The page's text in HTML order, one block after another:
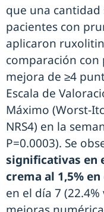
que una
pacientes con
aplicaron
comparación
mejora de ≥4
Escala de
Máximo (Worst-
NRS4) en la
P=0.0003). Se
significativas
crema al 1,5%
en el día 7 (22.4%